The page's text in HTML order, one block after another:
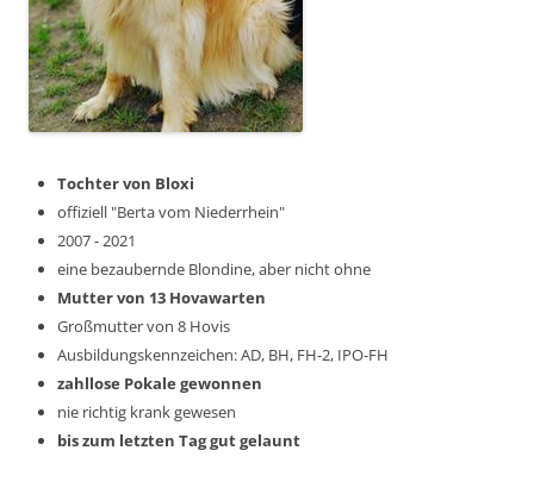
Tochter von Bloxi
offiziell "Berta vom Niederrhein"
2007 - 2021
eine bezaubernde Blondine, aber nicht ohne
Mutter von 13 Hovawarten
Großmutter von 8 Hovis
Ausbildungskennzeichen: AD, BH, FH-2, IPO-FH
zahllose Pokale gewonnen
nie richtig krank gewesen
bis zum letzten Tag gut gelaunt